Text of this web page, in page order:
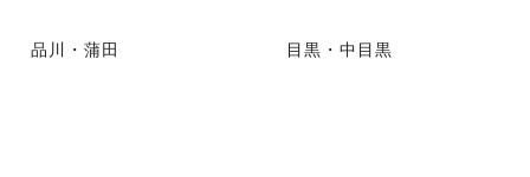
品川・蒲田 目黒・中目黒